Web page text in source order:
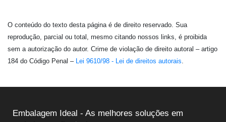
O conteúdo do texto desta página é de direito reservado. Sua
reprodução, parcial ou total, mesmo citando nossos links, é proibida
sem a autorização do autor. Crime de violação de direito autoral – artigo
184 do Código Penal – Lei 9610/98 - Lei de direitos autorais.
Embalagem Ideal - As melhores soluções em